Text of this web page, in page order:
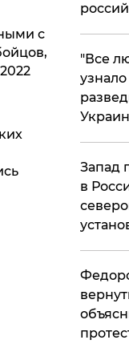
с
​"Все
Запад
в